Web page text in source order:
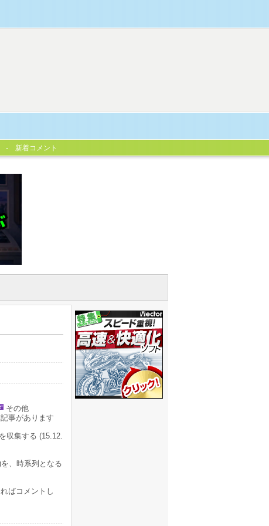
新着コメント
その他
事があります
収集する (15.12.
、時系列となる
ばコメントし